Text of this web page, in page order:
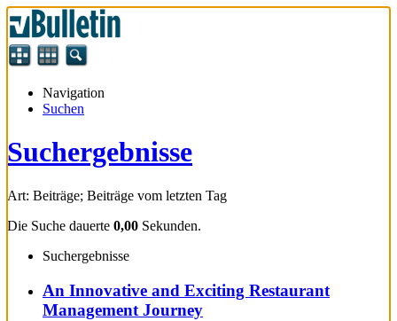
Navigation
Suchen
Suchergebnisse
Art: Beiträge; Beiträge vom letzten Tag
Die Suche dauerte 0,00 Sekunden.
Suchergebnisse
An Innovative and Exciting Restaurant
Management Journey